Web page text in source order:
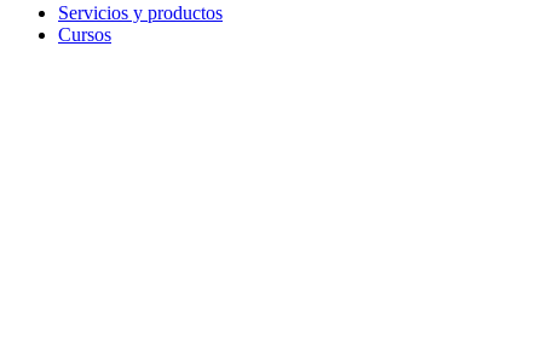
Servicios y productos
Cursos